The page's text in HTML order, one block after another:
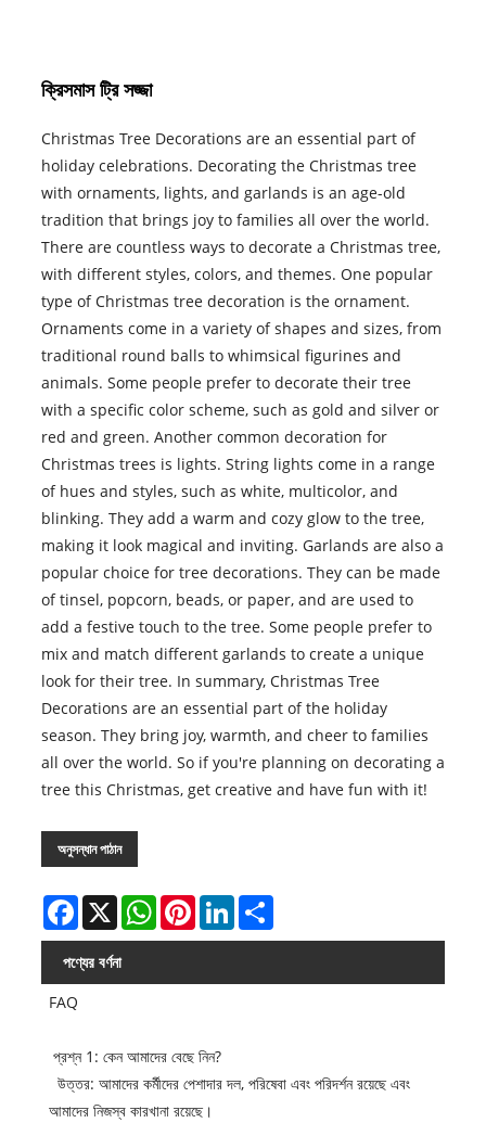
ক্রিসমাস ট্রি সজ্জা
Christmas Tree Decorations are an essential part of
holiday celebrations. Decorating the Christmas tree
with ornaments, lights, and garlands is an age-old
tradition that brings joy to families all over the world.
There are countless ways to decorate a Christmas tree,
with different styles, colors, and themes. One popular
type of Christmas tree decoration is the ornament.
Ornaments come in a variety of shapes and sizes, from
traditional round balls to whimsical figurines and
animals. Some people prefer to decorate their tree
with a specific color scheme, such as gold and silver or
red and green. Another common decoration for
Christmas trees is lights. String lights come in a range
of hues and styles, such as white, multicolor, and
blinking. They add a warm and cozy glow to the tree,
making it look magical and inviting. Garlands are also a
popular choice for tree decorations. They can be made
of tinsel, popcorn, beads, or paper, and are used to
add a festive touch to the tree. Some people prefer to
mix and match different garlands to create a unique
look for their tree. In summary, Christmas Tree
Decorations are an essential part of the holiday
season. They bring joy, warmth, and cheer to families
all over the world. So if you're planning on decorating a
tree this Christmas, get creative and have fun with it!
অনুসন্ধান পাঠান
Facebook
X WhatsAppPinterestLinkedInShare
পণ্যের বর্ণনা
FAQ
প্রশ্ন 1: কেন আমাদের বেছে নিন?
উত্তর: আমাদের কর্মীদের পেশাদার দল, পরিষেবা এবং পরিদর্শন রয়েছে এবং
আমাদের নিজস্ব কারখানা রয়েছে।